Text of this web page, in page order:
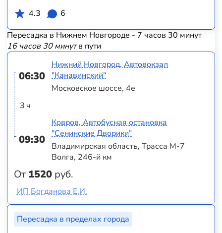
4.3
6
Пересадка в Нижнем Новгороде - 7 часов 30 минут
16 часов 30 минутв пути
06:30
3 ч
09:30
От 1520 руб.
Нижний Новгород, Автовокзал
"Канавинский"
Московское шоссе, 4е
Ковров, Автобусная остановка
"Сенинские Дворики"
Владимирская область, Трасса М-7
Волга, 246-й км
ИП Богданова Е.И.
Пересадка в пределах города